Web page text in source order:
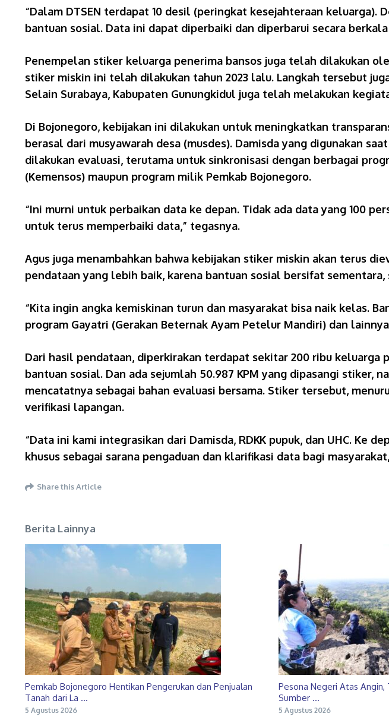
“Dalam DTSEN terdapat 10 desil (peringkat kesejahteraan keluarga).
bantuan sosial. Data ini dapat diperbaiki dan diperbarui secara
Penempelan stiker keluarga penerima bansos juga telah dilakukan
stiker miskin ini telah dilakukan tahun 2023 lalu. Langkah tersebut
Selain Surabaya, Kabupaten Gunungkidul juga telah melakukan
Di Bojonegoro, kebijakan ini dilakukan untuk meningkatkan
berasal dari musyawarah desa (musdes). Damisda yang digunakan
dilakukan evaluasi, terutama untuk sinkronisasi dengan berbagai
(Kemensos) maupun program milik Pemkab Bojonegoro.
“Ini murni untuk perbaikan data ke depan. Tidak ada data yang 100
untuk terus memperbaiki data,” tegasnya.
Agus juga menambahkan bahwa kebijakan stiker miskin akan terus
pendataan yang lebih baik, karena bantuan sosial bersifat
“Kita ingin angka kemiskinan turun dan masyarakat bisa naik kelas.
program Gayatri (Gerakan Beternak Ayam Petelur Mandiri) dan
Dari hasil pendataan, diperkirakan terdapat sekitar 200 ribu keluarga
bantuan sosial. Dan ada sejumlah 50.987 KPM yang dipasangi stiker,
mencatatnya sebagai bahan evaluasi bersama. Stiker tersebut,
verifikasi lapangan.
“Data ini kami integrasikan dari Damisda, RDKK pupuk, dan UHC. Ke
khusus sebagai sarana pengaduan dan klarifikasi data bagi
Share this Article
Berita Lainnya
Pemkab Bojonegoro Hentikan Pengerukan dan Penjualan
Tanah dari La ...
5 Agustus 2026
Pesona Negeri Atas
Sumber ...
5 Agustus 2026